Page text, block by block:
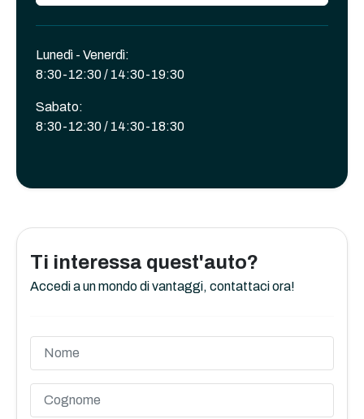
Lunedì - Venerdì:
8:30-12:30 / 14:30-19:30
Sabato:
8:30-12:30 / 14:30-18:30
Ti interessa quest'auto?
Accedi a un mondo di vantaggi, contattaci ora!